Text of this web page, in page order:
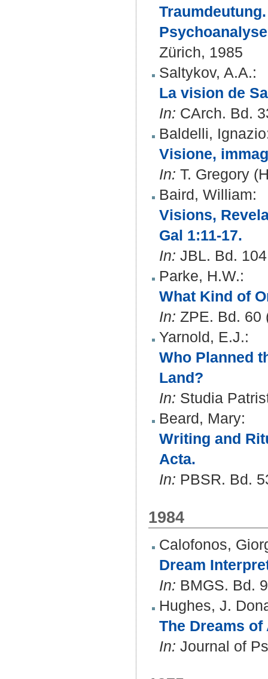
Zürich, 1985
Saltykov, A.A.:
La vision de
In: CArch. Bd.
Baldelli, Ignazio
Visione,
In: T. Gregory
Baird, William:
Visions,
Gal 1:11-17.
In: JBL. Bd.
Parke, H.W.:
What Kind of
In: ZPE. Bd. 60
Yarnold, E.J.:
Who Planned
Land?
In: Studia
Beard, Mary:
Writing and
Acta.
In: PBSR. Bd.
1984
Calofonos,
Dream
In: BMGS. Bd.
Hughes, J.
The Dreams
In: Journal of